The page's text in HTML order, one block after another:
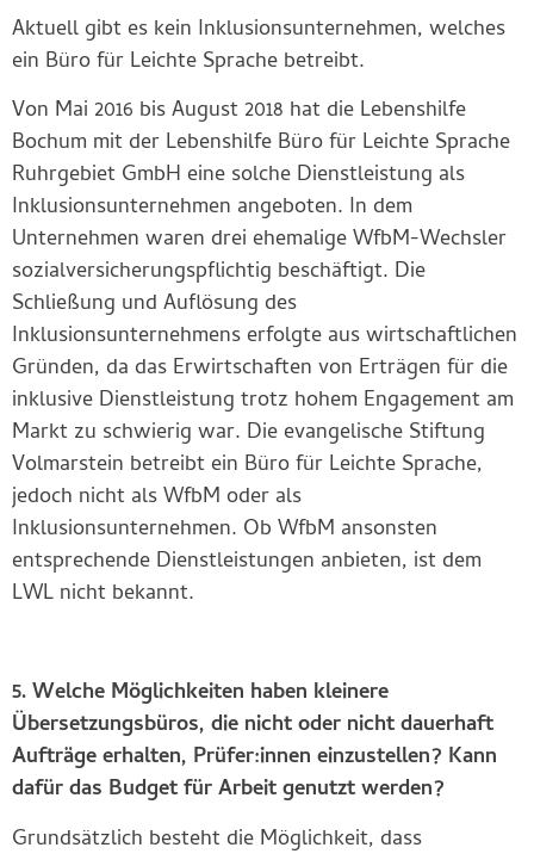
Aktuell gibt es kein Inklusionsunternehmen, welches
ein Büro für Leichte Sprache betreibt.
Von Mai 2016 bis August 2018 hat die Lebenshilfe
Bochum mit der Lebenshilfe Büro für Leichte Sprache
Ruhrgebiet GmbH eine solche Dienstleistung als
Inklusionsunternehmen angeboten. In dem
Unternehmen waren drei ehemalige WfbM-Wechsler
sozialversicherungspflichtig beschäftigt. Die
Schließung und Auflösung des
Inklusionsunternehmens erfolgte aus wirtschaftlichen
Gründen, da das Erwirtschaften von Erträgen für die
inklusive Dienstleistung trotz hohem Engagement am
Markt zu schwierig war. Die evangelische Stiftung
Volmarstein betreibt ein Büro für Leichte Sprache,
jedoch nicht als WfbM oder als
Inklusionsunternehmen. Ob WfbM ansonsten
entsprechende Dienstleistungen anbieten, ist dem
LWL nicht bekannt.
5. Welche Möglichkeiten haben kleinere
Übersetzungsbüros, die nicht oder nicht dauerhaft
Aufträge erhalten, Prüfer:innen einzustellen? Kann
dafür das Budget für Arbeit genutzt werden?
Grundsätzlich besteht die Möglichkeit, dass